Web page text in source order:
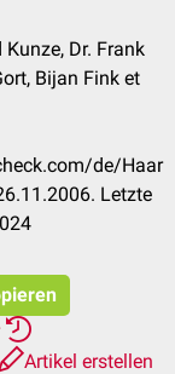
Dr. Frank
Bijan Fink et
de/Haar
Letzte
Artikel erstellen